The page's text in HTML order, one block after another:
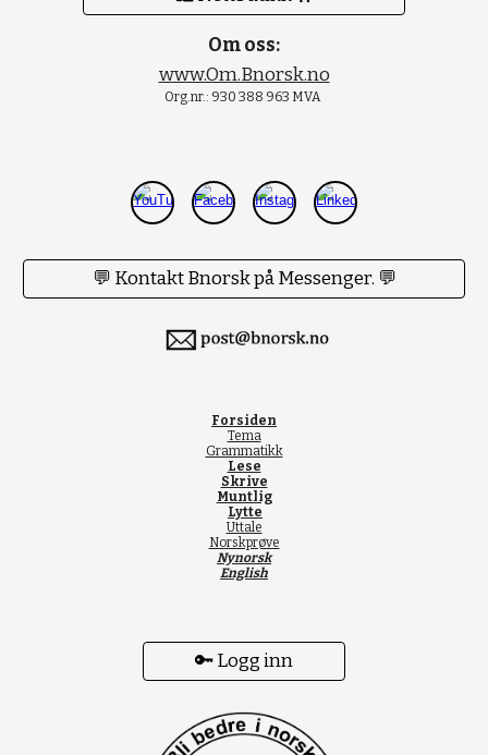
Om oss:
www.Om.Bnorsk.no
Org.nr.: 930 388 963 MVA
💬 Kontakt Bnorsk på Messenger. 💬
Forsiden
Tema
Grammatikk
Lese
Skrive
Muntlig
Lytte
Uttale
Norskprøve
Nynorsk
English
🔑 Logg inn